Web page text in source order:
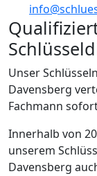
Unser
Davensberg
Fachmann
Innerhalb von
unserem
Davensberg